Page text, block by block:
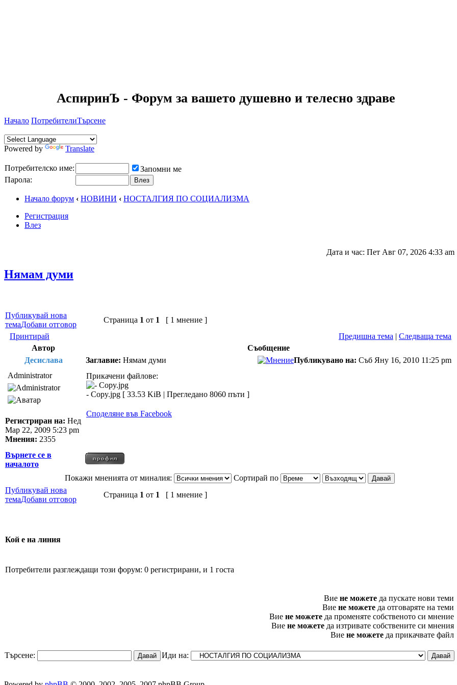
АспиринЪ - Форум за вашето душевно и телесно здраве
Начало ПотребителиТърсене
Powered by Translate
Потребителско име:
Запомни ме
Парола:
Начало форум ‹ НОВИНИ ‹ НОСТАЛГИЯ ПО СОЦИАЛИЗМА
Регистрация
Влез
Дата и час: Пет Авг 07, 2026 4:33 am
Нямам думи
Публикувай нова
темаДобави отговор
Страница 1 от 1
[ 1 мнение ]
Принтирай
Предишна тема | Следваща тема
Автор
Съобщение
Десислава
Заглавие: Нямам думи Публикувано на: Съб Яну 16, 2010 11:25 pm
Administrator
Регистриран на: Нед
Мар 22, 2009 5:23 pm
Мнения: 2355
Прикачени файлове:
- Copy.jpg [ 33.53 KiB | Прегледано 8060 пъти ]
Споделяне във Facebook
Върнете се в
началото
Покажи мненията от миналия:
Сортирай по
Публикувай нова
темаДобави отговор
Страница 1 от 1 [ 1 мнение ]
Кой е на линия
Потребители разглеждащи този форум: 0 регистрирани, и 1 госта
Вие не можете да пускате нови теми
Вие не можете да отговаряте на теми
Вие не можете да променяте собственото си мнение
Вие не можете да изтривате собствените си мнения
Вие не можете да прикачвате файл
Търсене: Иди на: